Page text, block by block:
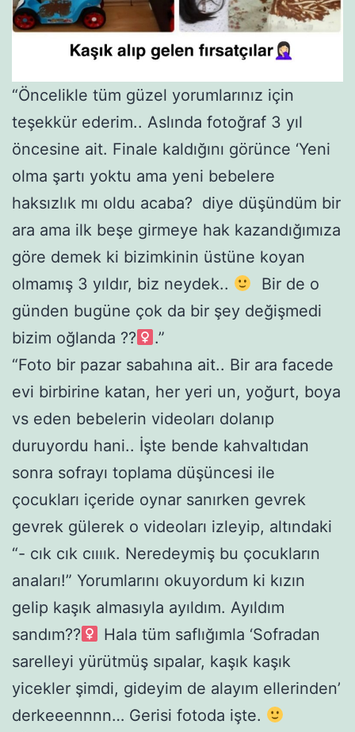
“Öncelikle tüm güzel yorumlarınız için
teşekkür ederim.. Aslında fotoğraf 3 yıl
öncesine ait. Finale kaldığını görünce ‘Yeni
olma şartı yoktu ama yeni bebelere
haksızlık mı oldu acaba? diye düşündüm bir
ara ama ilk beşe girmeye hak kazandığımıza
göre demek ki bizimkinin üstüne koyan
olmamış 3 yıldır, biz neydek..
Bir de o
günden bugüne çok da bir şey değişmedi
bizim oğlanda ??‍
.”
“Foto bir pazar sabahına ait.. Bir ara facede
evi birbirine katan, her yeri un, yoğurt, boya
vs eden bebelerin videoları dolanıp
duruyordu hani.. İşte bende kahvaltıdan
sonra sofrayı toplama düşüncesi ile
çocukları içeride oynar sanırken gevrek
gevrek gülerek o videoları izleyip, altındaki
“- cık cık cıııık. Neredeymiş bu çocukların
anaları!” Yorumlarını okuyordum ki kızın
gelip kaşık almasıyla ayıldım. Ayıldım
sandım??‍
Hala tüm saflığımla ‘Sofradan
sarelleyi yürütmüş sıpalar, kaşık kaşık
yicekler şimdi, gideyim de alayım ellerinden’
derkeeennnn… Gerisi fotoda işte.